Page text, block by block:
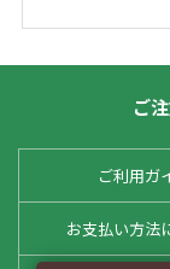
ご
ご利用ガ
お支払い方法